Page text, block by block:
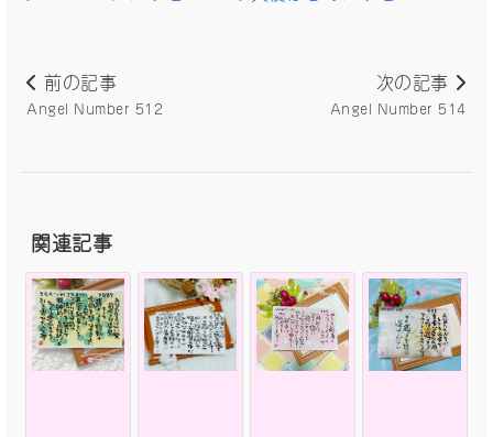
前の記事
Angel Number 512
次の記事
Angel Number 514
関連記事